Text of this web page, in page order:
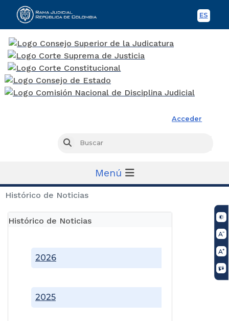
ES
Acceder
Buscar
Menú
Histórico de Noticias
Histórico de Noticias
2025
2026